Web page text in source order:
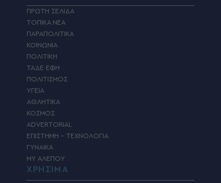
ΠΡΩΤΗ ΣΕΛΙΔΑ
ΤΟΠΙΚΑ ΝΕΑ
ΠΑΡΑΠΟΛΙΤΙΚΑ
ΚΟΙΝΩΝΙΑ
ΠΟΛΙΤΙΚΗ
ΤΑΔΕ ΕΦΗ
ΠΟΛΙΤΙΣΜΟΣ
ΥΓΕΙΑ
ΑΘΛΗΤΙΚΑ
ΚΟΣΜΟΣ
ADVERTORIAL
ΕΠΙΣΤΗΜΗ – ΤΕΧΝΟΛΟΓΙΑ
ΓΥΝΑΙΚΑ
MY ΑΛΕΠΟΥ
ΧΡΗΣΙΜΑ